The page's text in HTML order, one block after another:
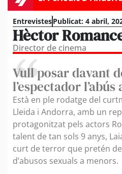
EntrevistesPublicat: 4 abril,
Hèctor
Director de cinema
Vull posar davant
l’espectador
Està en ple rodatge del
Lleida i Andorra, amb un
protagonitzat pels actors
talent de tan sols 9 anys,
curt de terror que pretén
d’abusos sexuals a menors.